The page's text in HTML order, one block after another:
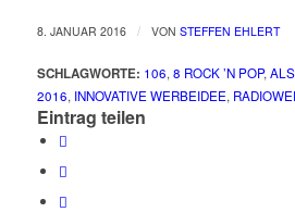
8. JANUAR 2016 / VON STEFFEN EHLERT
SCHLAGWORTE: 106,8 ROCK ’N POP,
2016, INNOVATIVE WERBEIDEE,
Eintrag teilen